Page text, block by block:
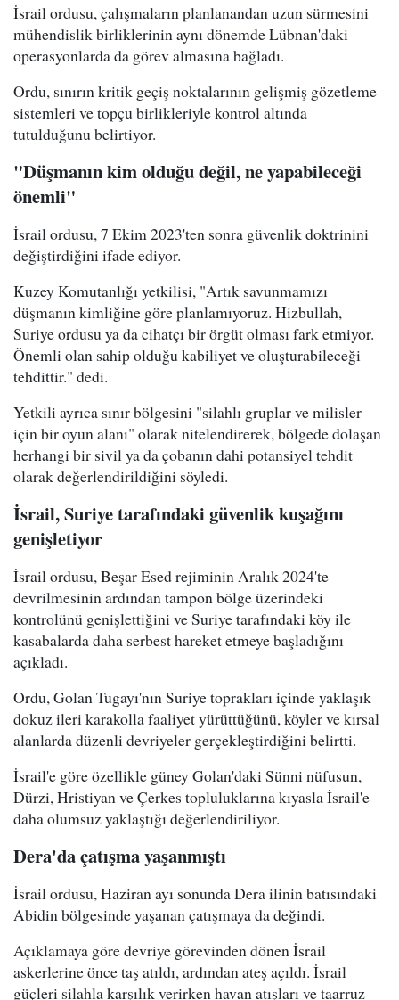
İsrail ordusu, çalışmaların planlanandan uzun sürmesini
mühendislik birliklerinin aynı dönemde Lübnan'daki
operasyonlarda da görev almasına bağladı.
Ordu, sınırın kritik geçiş noktalarının gelişmiş gözetleme
sistemleri ve topçu birlikleriyle kontrol altında
tutulduğunu belirtiyor.
"Düşmanın kim olduğu değil, ne yapabileceği
önemli"
İsrail ordusu, 7 Ekim 2023'ten sonra güvenlik doktrinini
değiştirdiğini ifade ediyor.
Kuzey Komutanlığı yetkilisi, "Artık savunmamızı
düşmanın kimliğine göre planlamıyoruz. Hizbullah,
Suriye ordusu ya da cihatçı bir örgüt olması fark etmiyor.
Önemli olan sahip olduğu kabiliyet ve oluşturabileceği
tehdittir." dedi.
Yetkili ayrıca sınır bölgesini "silahlı gruplar ve milisler
için bir oyun alanı" olarak nitelendirerek, bölgede dolaşan
herhangi bir sivil ya da çobanın dahi potansiyel tehdit
olarak değerlendirildiğini söyledi.
İsrail, Suriye tarafındaki güvenlik kuşağını
genişletiyor
İsrail ordusu, Beşar Esed rejiminin Aralık 2024'te
devrilmesinin ardından tampon bölge üzerindeki
kontrolünü genişlettiğini ve Suriye tarafındaki köy ile
kasabalarda daha serbest hareket etmeye başladığını
açıkladı.
Ordu, Golan Tugayı'nın Suriye toprakları içinde yaklaşık
dokuz ileri karakolla faaliyet yürüttüğünü, köyler ve kırsal
alanlarda düzenli devriyeler gerçekleştirdiğini belirtti.
İsrail'e göre özellikle güney Golan'daki Sünni nüfusun,
Dürzi, Hristiyan ve Çerkes topluluklarına kıyasla İsrail'e
daha olumsuz yaklaştığı değerlendiriliyor.
Dera'da çatışma yaşanmıştı
İsrail ordusu, Haziran ayı sonunda Dera ilinin batısındaki
Abidin bölgesinde yaşanan çatışmaya da değindi.
Açıklamaya göre devriye görevinden dönen İsrail
askerlerine önce taş atıldı, ardından ateş açıldı. İsrail
güçleri silahla karşılık verirken havan atışları ve taarruz